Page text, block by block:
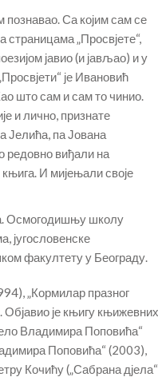
познавао. Са којим сам се
„Просвјете“,
јавио (и јављао) и у
је Ивановић
што сам и сам то чинио.
и лично, признате
Јелића, па Јована
редовно виђали на
И мијењали своје
Осмогодишњу школу
југословенске
факултету у Београду.
„Кормилар празног
Објавио је књигу књижевних
Владимира Поповића“
Поповића“ (2003),
Кочићу („Сабрана дјела“